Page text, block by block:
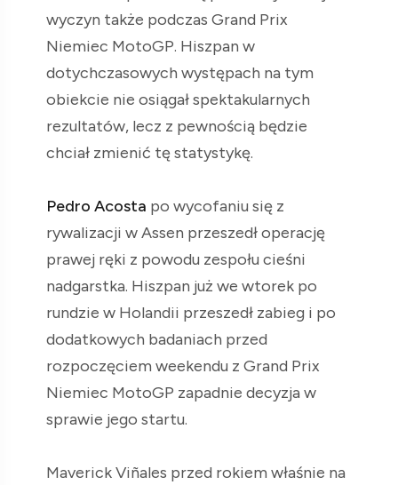
wyczyn także podczas Grand Prix
Niemiec MotoGP. Hiszpan w
dotychczasowych występach na tym
obiekcie nie osiągał spektakularnych
rezultatów, lecz z pewnością będzie
chciał zmienić tę statystykę.
Pedro Acosta po wycofaniu się z
rywalizacji w Assen przeszedł operację
prawej ręki z powodu zespołu cieśni
nadgarstka. Hiszpan już we wtorek po
rundzie w Holandii przeszedł zabieg i po
dodatkowych badaniach przed
rozpoczęciem weekendu z Grand Prix
Niemiec MotoGP zapadnie decyzja w
sprawie jego startu.
Maverick Viñales przed rokiem właśnie na